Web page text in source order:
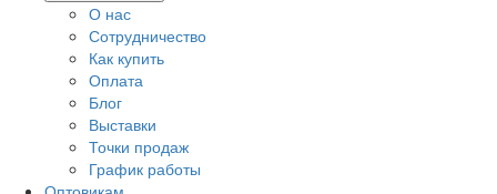
О нас
Сотрудничество
Как купить
Оплата
Блог
Выставки
Точки продаж
График работы